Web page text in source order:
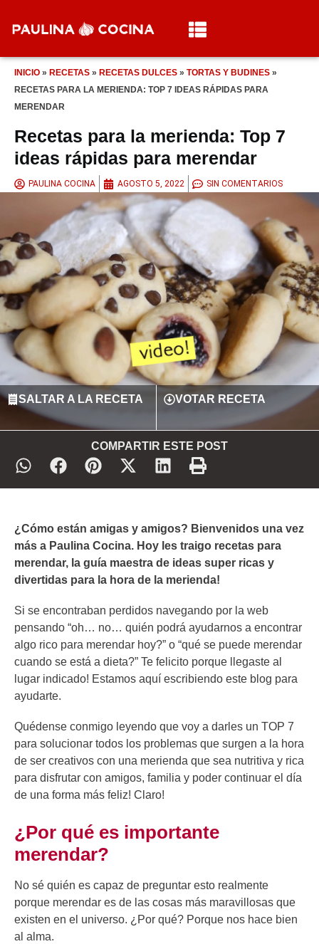
INICIO » RECETAS » RECETAS DULCES » TORTAS Y BUDINES »
RECETAS PARA LA MERIENDA: TOP 7 IDEAS RÁPIDAS PARA
MERENDAR
Recetas para la merienda: Top 7
ideas rápidas para merendar
PAULINA COCINA AGOSTO 5, 2022 SIN COMENTARIOS
SALTAR A LA RECETA VOTAR RECETA
COMPARTIR ESTE POST
¿Cómo están amigas y amigos? Bienvenidos una vez
más a Paulina Cocina. Hoy les traigo recetas para
merendar, la guía maestra de ideas super ricas y
divertidas para la hora de la merienda!
Si se encontraban perdidos navegando por la web
pensando “oh… no… quién podrá ayudarnos a encontrar
algo rico para merendar hoy?” o “qué se puede merendar
cuando se está a dieta?” Te felicito porque llegaste al
lugar indicado! Estamos aquí escribiendo este blog para
ayudarte.
Quédense conmigo leyendo que voy a darles un TOP 7
para solucionar todos los problemas que surgen a la hora
de ser creativos con una merienda que sea nutritiva y rica
para disfrutar con amigos, familia y poder continuar el día
de una forma más feliz! Claro!
¿Por qué es importante
merendar?
No sé quién es capaz de preguntar esto realmente
porque merendar es de las cosas más maravillosas que
existen en el universo. ¿Por qué? Porque nos hace bien
al alma.